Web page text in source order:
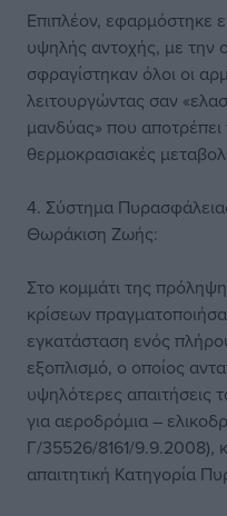
Επιπλέον, εφαρμόστηκε
υψηλής αντοχής, με την
σφραγίστηκαν όλοι οι
λειτουργώντας σαν
μανδύας» που αποτρέπει
θερμοκρασιακές
4. Σύστημα
Θωράκιση Ζωής:
Στο κομμάτι της
κρίσεων
εγκατάσταση ενός
εξοπλισμό, ο οποίος
υψηλότερες απαιτήσεις
για αεροδρόμια –
Γ/35526/8161/9.9.2008),
απαιτητική Κατηγορία